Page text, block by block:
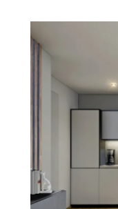
Abstellplätzen,
das
im
Jede
großzügigen,
Eine
langlebigen